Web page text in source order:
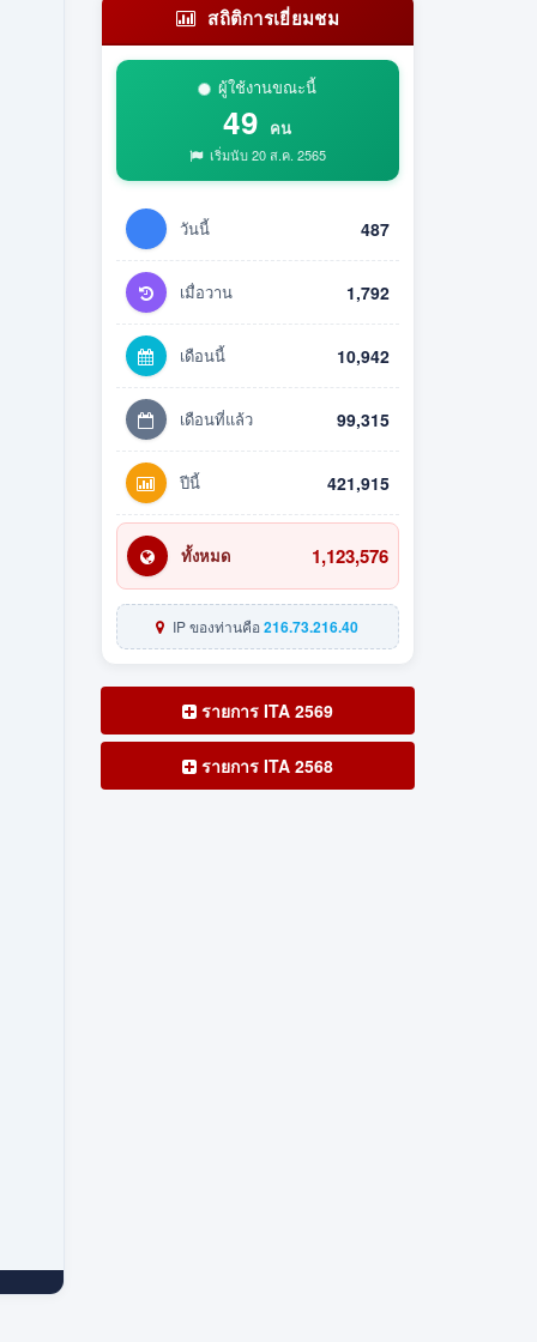
สถิติการเยี่ยมชม
ผู้ใช้งานขณะนี้
49 คน
เริ่มนับ 20 ส.ค. 2565
วันนี้ 487
เมื่อวาน 1,792
เดือนนี้ 10,942
เดือนที่แล้ว 99,315
ปีนี้ 421,915
ทั้งหมด 1,123,576
IP ของท่านคือ216.73.216.40
รายการ ITA 2569
รายการ ITA 2568